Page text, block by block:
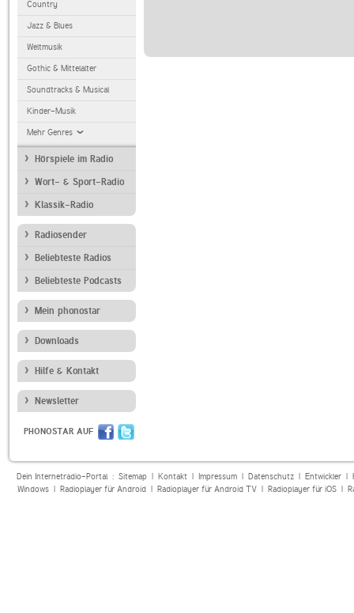
Country
Jazz & Blues
Weltmusik
Gothic & Mittelalter
Soundtracks & Musical
Kinder-Musik
Mehr Genres
Hörspiele im Radio
Wort- & Sport-Radio
Klassik-Radio
Radiosender
Beliebteste Radios
Beliebteste Podcasts
Mein phonostar
Downloads
Hilfe & Kontakt
Newsletter
PHONOSTAR AUF
Dein Internetradio-Portal : Sitemap| Kontakt| Impressum| Datenschutz| Entwickler|
Windows| Radioplayer für Android| Radioplayer für Android TV| Radioplayer für iOS|